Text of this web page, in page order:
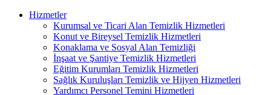
Hizmetler
Kurumsal ve Ticari Alan Temizlik Hizmetleri
Konut ve Bireysel Temizlik Hizmetleri
Konaklama ve Sosyal Alan Temizliği
İnşaat ve Şantiye Temizlik Hizmetleri
Eğitim Kurumları Temizlik Hizmetleri
Sağlık Kuruluşları Temizlik ve Hijyen Hizmetleri
Yardımcı Personel Temini Hizmetleri